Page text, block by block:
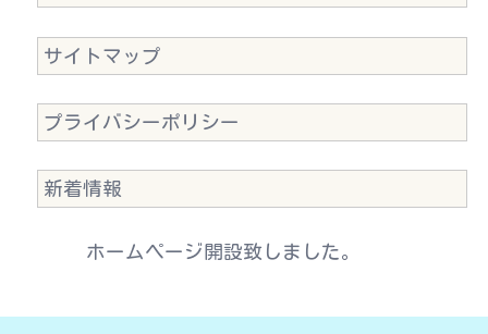
サイトマップ
プライバシーポリシー
新着情報
ホームページ開設致しました。